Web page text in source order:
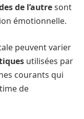
de l’autresont
émotionnelle.
peuvent varier
utilisées par
courants qui
de